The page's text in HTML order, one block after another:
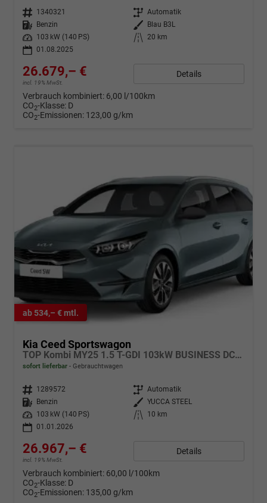
Fahrzeugnr. 1340321 Getriebe Automatik
Kraftstoff
Benzin Außenfarbe
Blau B3L
Leistung
103 kW (140 PS) Kilometerstand
20 km
01.08.2025
26.679,– €
incl. 19% MwSt.
Details
Verbrauch kombiniert: 6,00 l/100km
CO2-Klasse: D
CO2-Emissionen: 123,00 g/km
ab 534,– € mtl.
Kia Ceed Sportswagon
TOP Kombi MY25 1.5 T-GDI 103kW BUSINESS DCT7
sofort lieferbar Gebrauchtwagen
Fahrzeugnr. 1289572 Getriebe Automatik
Kraftstoff
Benzin Außenfarbe YUCCA STEEL
Leistung
103 kW (140 PS) Kilometerstand
10 km
01.01.2026
26.967,– €
incl. 19% MwSt.
Details
Verbrauch kombiniert: 60,00 l/100km
CO2-Klasse: D
CO2-Emissionen: 135,00 g/km